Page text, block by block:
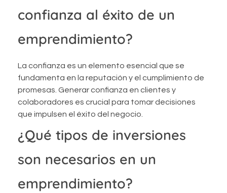
confianza al éxito de un
emprendimiento?
La confianza es un elemento esencial que se
fundamenta en la reputación y el cumplimiento de
promesas. Generar confianza en clientes y
colaboradores es crucial para tomar decisiones
que impulsen el éxito del negocio.
¿Qué tipos de inversiones
son necesarios en un
emprendimiento?